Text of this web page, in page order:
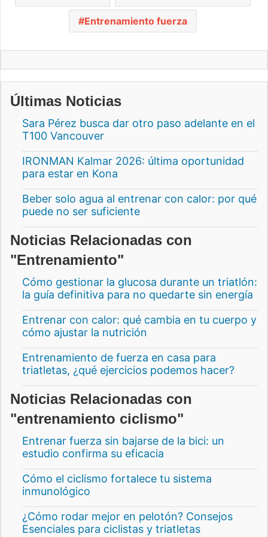
Entrenamiento fuerza
Últimas Noticias
Sara Pérez busca dar otro paso adelante en el
T100 Vancouver
IRONMAN Kalmar 2026: última oportunidad
para estar en Kona
Beber solo agua al entrenar con calor: por qué
puede no ser suficiente
Noticias Relacionadas con
"Entrenamiento"
Cómo gestionar la glucosa durante un triatlón:
la guía definitiva para no quedarte sin energía
Entrenar con calor: qué cambia en tu cuerpo y
cómo ajustar la nutrición
Entrenamiento de fuerza en casa para
triatletas, ¿qué ejercicios podemos hacer?
Noticias Relacionadas con
"entrenamiento ciclismo"
Entrenar fuerza sin bajarse de la bici: un
estudio confirma su eficacia
Cómo el ciclismo fortalece tu sistema
inmunológico
¿Cómo rodar mejor en pelotón? Consejos
Esenciales para ciclistas y triatletas